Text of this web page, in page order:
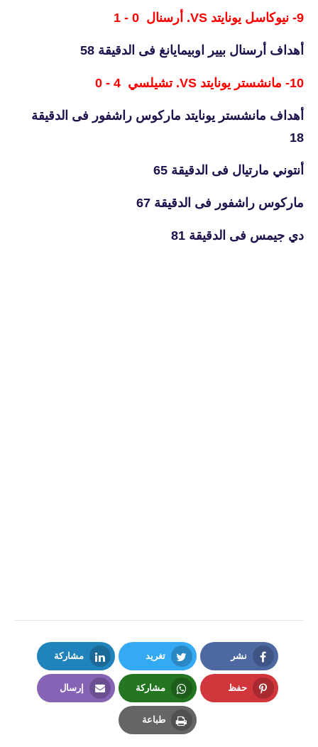
9- نيوكاسل يونايتد VS. أرسنال 0 - 1
أهداف أرسنال بيير اوبيمايانغ فى الدقيقة 58
10- مانشستر يونايتد VS. تشيلسي 4 - 0
أهداف مانشستر يونايتد ماركوس راشفور فى الدقيقة
18
أنتوني مارتيال فى الدقيقة 65
ماركوس راشفور فى الدقيقة 67
دي جيمس فى الدقيقة 81
نشر
Facebook
تغريد
Twitter
مشاركة
LinkedIn
حفظ مشاركة
Whatsapp
إرسال
طباعة